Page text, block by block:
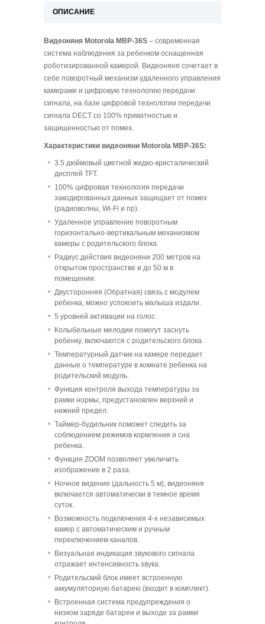
ОПИСАНИЕ
Видеоняня Motorola MBP-36S – современная
система наблюдения за ребенком оснащенная
роботизированной камерой. Видеоняня сочетает в
себе поворотный механизм удаленного управления
камерами и цифровую технологию передачи
сигнала, на базе цифровой технологии передачи
сигнала DECT со 100% приватностью и
защищенностью от помех.
Характеристики видеоняни Motorola MBP-36S:
3.5 дюймовый цветной жидко-кристалический
дисплей TFT.
100% цифровая технология передачи
закодированных данных защищает от помех
(радиоволны, Wi-Fi и пр).
Удаленное управление поворотным
горизонтально-вертикальным механизмом
камеры с родительского блока.
Радиус действия видеоняни 200 метров на
открытом пространстве и до 50 м в
помещении.
Двусторонняя (Обратная) связь с модулем
ребенка, можно успокоить малыша издали.
5 уровней активации на голос.
Колыбельные мелодии помогут заснуть
ребенку, включаются с родительского блока.
Температурный датчик на камере передает
данные о температуре в комнате ребенка на
родительский модуль.
Функция контроля выхода температуры за
рамки нормы, предустановлен верхний и
нижний предел.
Таймер-будильник поможет следить за
соблюдением режимов кормления и сна
ребенка.
Функция ZOOM позволяет увеличить
изображение в 2 раза.
Ночное видение (дальность 5 м), видеоняня
включается автоматически в темное время
суток.
Возможность подключения 4-х независимых
камер с автоматическим и ручным
переключением каналов.
Визуальная индикация звукового сигнала
отражает интенсивность звука.
Родительский блок имеет встроенную
аккумуляторную батарею (входит в комплект).
Встроенная система предупреждения о
низком заряде батареи и выходе за рамки